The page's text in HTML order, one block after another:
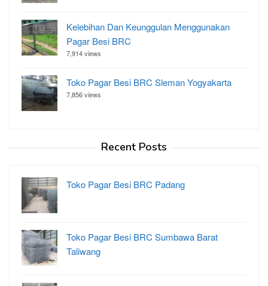
Kelebihan Dan Keunggulan Menggunakan
Pagar Besi BRC
7,914 views
Toko Pagar Besi BRC Sleman Yogyakarta
7,856 views
Recent Posts
Toko Pagar Besi BRC Padang
Toko Pagar Besi BRC Sumbawa Barat
Taliwang